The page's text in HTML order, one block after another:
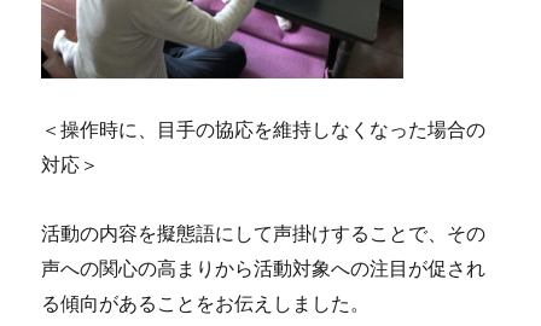
＜操作時に、目手の協応を維持しなくなった場合の
対応＞
活動の内容を擬態語にして声掛けすることで、その
声への関心の高まりから活動対象への注目が促され
る傾向があることをお伝えしました。